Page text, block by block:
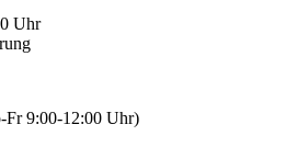
Uhr
Fr 9:00-12:00 Uhr)